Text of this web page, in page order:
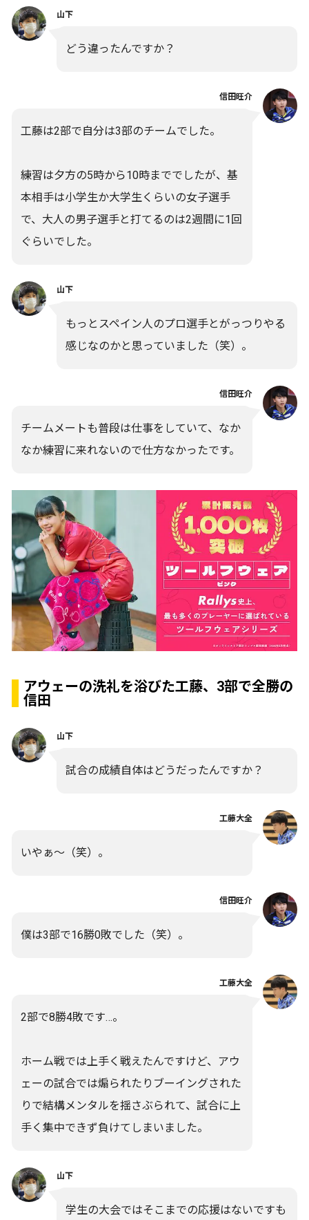
山下
どう違ったんですか？
信田旺介
工藤は2部で自分は3部のチームでした。
練習は夕方の5時から10時まででしたが、基
本相手は小学生か大学生くらいの女子選手
で、大人の男子選手と打てるのは2週間に1回
ぐらいでした。
山下
もっとスペイン人のプロ選手とがっつりやる
感じなのかと思っていました（笑）。
信田旺介
チームメートも普段は仕事をしていて、なか
なか練習に来れないので仕方なかったです。
アウェーの洗礼を浴びた工藤、3部で全勝の
信田
山下
試合の成績自体はどうだったんですか？
工藤大全
いやぁ～（笑）。
信田旺介
僕は3部で16勝0敗でした（笑）。
工藤大全
2部で8勝4敗です…。
ホーム戦では上手く戦えたんですけど、アウ
ェーの試合では煽られたりブーイングされた
りで結構メンタルを揺さぶられて、試合に上
手く集中できず負けてしまいました。
山下
学生の大会ではそこまでの応援はないですも